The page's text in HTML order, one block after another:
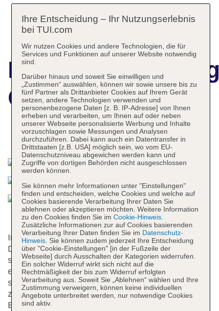
Grand Ring Hotel
Das bietet Ihre Unterkunft
Im Jahr 2025 wurde dieses Kurhotel modernisiert.
Die 301 Zimmer und die 98 Doppelzimmer verteilen
sich auf 7 Etagen und sind über einen Aufzug
erreichbar. An der Rezeption im Empfangsbereich
steht englischsprachiges Personal mit Rat und Tat
zur Seite. Die Gäste des Hotels erhalten zur
Begrüßung ein Willkommensgetränk. Zur
Ihre Entscheidung – Ihr Nutzungserlebnis
bei TUI.com
Wir nutzen Cookies und andere Technologien, die für
Services und Funktionen auf unserer Website notwendig
sind.
Darüber hinaus und soweit Sie einwilligen und
„Zustimmen“ auswählen, können wir sowie unsere bis zu
fünf Partner als Drittanbieter Cookies auf Ihrem Gerät
setzen, andere Technologien verwenden und
personenbezogene Daten [z. B. IP-Adresse] von Ihnen
erheben und verarbeiten, um Ihnen auf oder neben
unserer Webseite personalisierte Werbung und Inhalte
vorzuschlagen sowie Messungen und Analysen
durchzuführen. Dabei kann auch ein Datentransfer in
Drittstaaten [z.B. USA] möglich sein, wo vom EU-
Datenschutzniveau abgewichen werden kann und
Zugriffe von dortigen Behörden nicht ausgeschlossen
werden können.
Sie können mehr Informationen unter "Einstellungen"
finden und entscheiden, welche Cookies und welche auf
Cookies basierende Verarbeitung Ihrer Daten Sie
ablehnen oder akzeptieren möchten. Weitere Information
zu den Cookies finden Sie im Cookie-Hinweis.
Zusätzliche Informationen zur auf Cookies basierenden
Verarbeitung Ihrer Daten finden Sie im Datenschutz-
Hinweis. Sie können zudem jederzeit Ihre Entscheidung
über "Cookie-Einstellungen" [in der Fußzeile der
Webseite] durch Ausschalten der Kategorien widerrufen.
Ein solcher Widerruf wirkt sich nicht auf die
Rechtmäßigkeit der bis zum Widerruf erfolgten
Verarbeitung aus. Soweit Sie „Ablehnen“ wählen und Ihre
Zustimmung verweigern, können keine individuellen
Angebote unterbreitet werden, nur notwendige Cookies
sind aktiv.